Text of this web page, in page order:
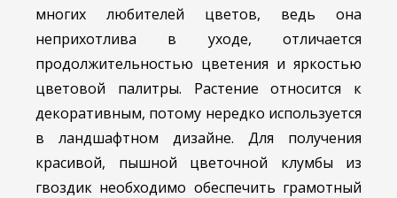
многих любителей цветов, ведь она
неприхотлива в уходе, отличается
продолжительностью цветения и яркостью
цветовой палитры. Растение относится к
декоративным, потому нередко используется
в ландшафтном дизайне. Для получения
красивой, пышной цветочной клумбы из
гвоздик необходимо обеспечить грамотный